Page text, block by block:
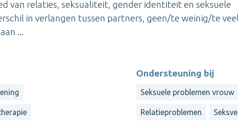
van relaties, seksualiteit, gender identiteit en seksuele
in verlangen tussen partners, geen/te weinig/te
...
Ondersteuning bij
Seksuele problemen vrouw
Relatieproblemen